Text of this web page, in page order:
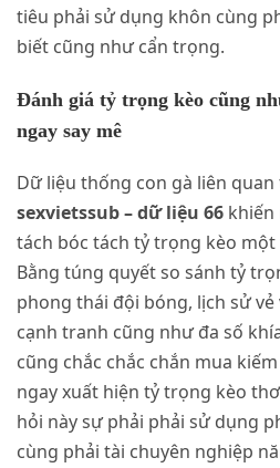
tiêu phải sử dụng khôn cùng
biết cũng như cẩn trọng.
Đánh giá tỷ trọng kèo cũng
ngay say mê
Dữ liệu thống con gà liên
sexvietssub – dữ liệu 66 khiến
tách bóc tách tỷ trọng kèo
Bằng túng quyết so sánh tỷ
phong thái đội bóng, lịch sử
cạnh tranh cũng như đa số
cũng chắc chắc chắn mua
ngay xuất hiện tỷ trọng kèo
hỏi này sự phải phải sử dụng
cùng phải tài chuyên nghiệp